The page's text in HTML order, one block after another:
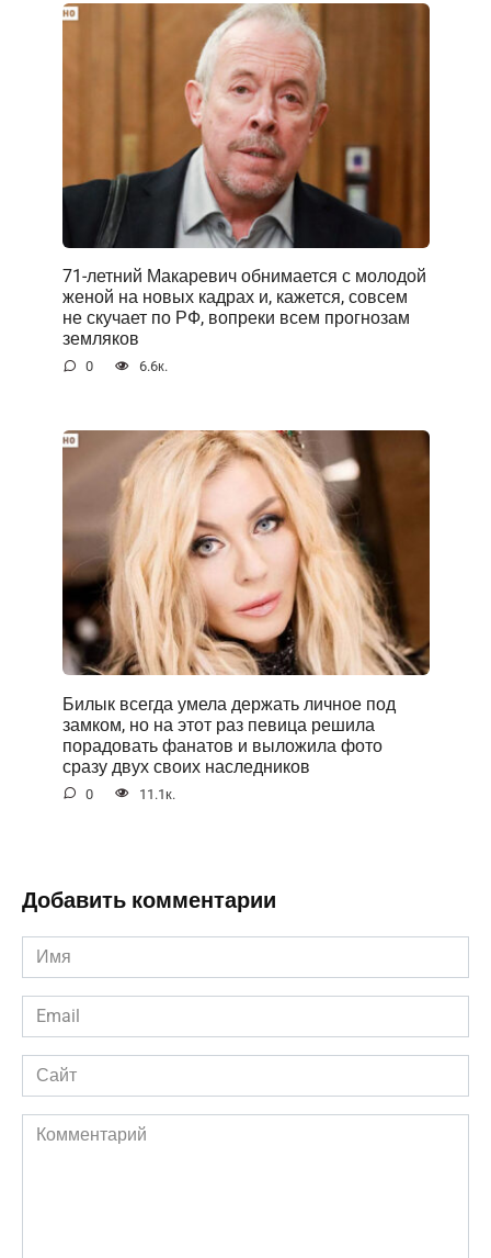
71-летний Макаревич обнимается с молодой
женой на новых кадрах и, кажется, совсем
не скучает по РФ, вопреки всем прогнозам
земляков
0 6.6к.
Билык всегда умела держать личное под
замком, но на этот раз певица решила
порадовать фанатов и выложила фото
сразу двух своих наследников
0 11.1к.
Добавить комментарии
Имя
*
Email
*
Сайт
Комментарий